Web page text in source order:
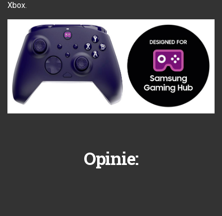
Xbox.
Opinie: